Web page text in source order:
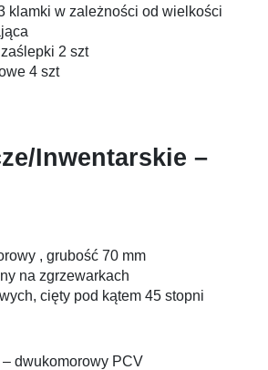
klamki w zależności od wielkości
2 szt
4 szt
Inwentarskie –
, grubość 70 mm
na zgrzewarkach
cięty pod kątem 45 stopni
– dwukomorowy PCV